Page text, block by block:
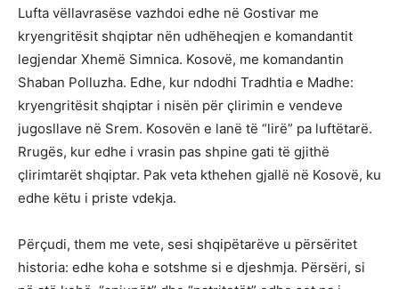
Lufta vëllavrasëse vazhdoi edhe në Gostivar me
kryengritësit shqiptar nën udhëheqjen e komandantit
legjendar Xhemë Simnica. Kosovë, me komandantin
Shaban Polluzha. Edhe, kur ndodhi Tradhtia e Madhe:
kryengritësit shqiptar i nisën për çlirimin e vendeve
jugosllave në Srem. Kosovën e lanë të “lirë” pa luftëtarë.
Rrugës, kur edhe i vrasin pas shpine gati të gjithë
çlirimtarët shqiptar. Pak veta kthehen gjallë në Kosovë, ku
edhe këtu i priste vdekja.
Përçudi, them me vete, sesi shqipëtarëve u përsëritet
historia: edhe koha e sotshme si e djeshmja. Përsëri, si